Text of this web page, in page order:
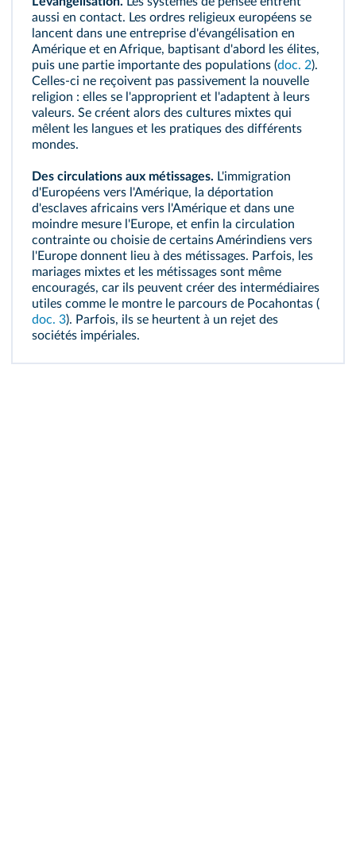
aussi en contact. Les ordres religieux européens se
lancent dans une entreprise d'évangélisation en
Amérique et en Afrique, baptisant d'abord les élites,
puis une partie importante des populations (doc. 2).
Celles-ci ne reçoivent pas passivement la nouvelle
religion : elles se l'approprient et l'adaptent à leurs
valeurs. Se créent alors des cultures mixtes qui
mêlent les langues et les pratiques des différents
mondes.
Des circulations aux métissages. L'immigration
d'Européens vers l'Amérique, la déportation
d'esclaves africains vers l'Amérique et dans une
moindre mesure l'Europe, et enfin la circulation
contrainte ou choisie de certains Amérindiens vers
l'Europe donnent lieu à des métissages. Parfois, les
mariages mixtes et les métissages sont même
encouragés, car ils peuvent créer des intermédiaires
utiles comme le montre le parcours de Pocahontas (
doc. 3). Parfois, ils se heurtent à un rejet des
sociétés impériales.